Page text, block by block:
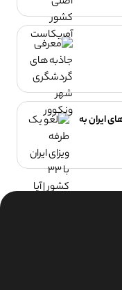
| آیا درهای ایران به